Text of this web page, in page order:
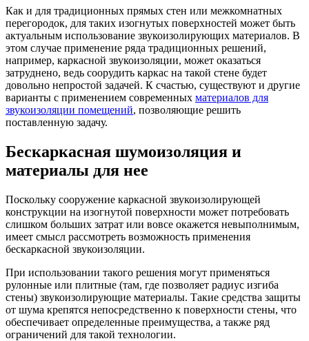
Как и для традиционных прямых стен или межкомнатных
перегородок, для таких изогнутых поверхностей может быть
актуальным использование звукоизолирующих материалов. В
этом случае применение ряда традиционных решений,
например, каркасной звукоизоляции, может оказаться
затруднено, ведь соорудить каркас на такой стене будет
довольно непростой задачей. К счастью, существуют и другие
варианты с применением современных материалов для
звукоизоляции помещений, позволяющие решить
поставленную задачу.
Бескаркасная шумоизоляция и
материалы для нее
Поскольку сооружение каркасной звукоизолирующей
конструкции на изогнутой поверхности может потребовать
слишком больших затрат или вовсе окажется невыполнимым,
имеет смысл рассмотреть возможность применения
бескаркасной звукоизоляции.
При использовании такого решения могут применяться
рулонные или плитные (там, где позволяет радиус изгиба
стены) звукоизолирующие материалы. Такие средства защиты
от шума крепятся непосредственно к поверхности стены, что
обеспечивает определенные преимущества, а также ряд
ограничений для такой технологии.